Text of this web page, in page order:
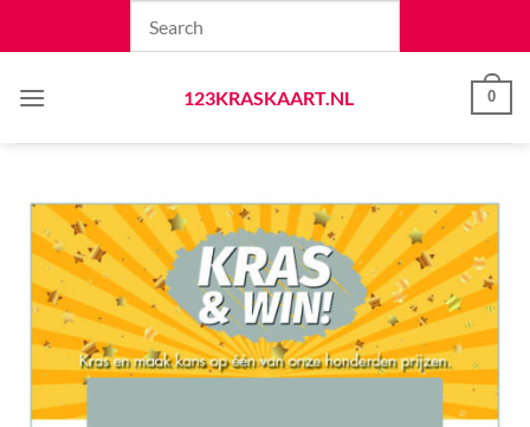
123KRASKAART.NL
0